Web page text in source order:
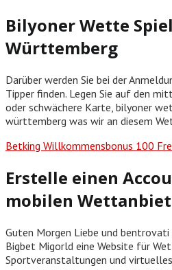
Bilyoner Wette
Württemberg
Darüber werden Sie bei der
Tipper finden. Legen Sie auf den
oder schwächere Karte, bilyoner
württemberg was wir an diesem
Betking Willkommensbonus 100
Erstelle einen
mobilen
Guten Morgen Liebe und
Bigbet Migorld eine Website für
Sportveranstaltungen und